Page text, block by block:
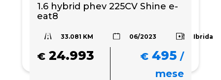
1.6 hybrid phev 225CV Shine e-
eat8
33.081 KM 06/2023 Ibrida
€ 24.993 € 495 /
mese